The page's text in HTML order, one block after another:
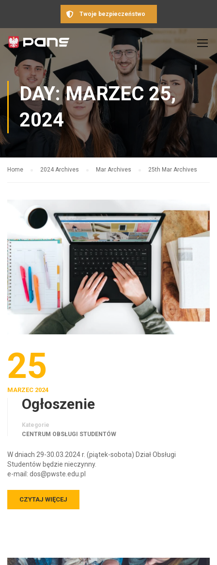
Twoje bezpieczeństwo
DAY: MARZEC 25,
2024
Home 2024 Archives Mar Archives 25th Mar Archives
25
MARZEC 2024
Ogłoszenie
Kategorie
CENTRUM OBSŁUGI STUDENTÓW
W dniach 29-30.03.2024 r. (piątek-sobota) Dział Obsługi
Studentów będzie nieczynny.
e-mail: dos@pwste.edu.pl
CZYTAJ WIĘCEJ